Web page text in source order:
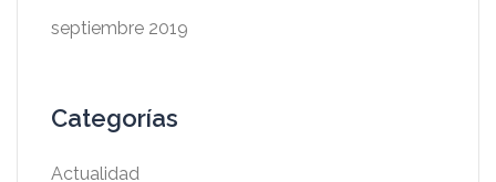
septiembre 2019
Categorías
Actualidad